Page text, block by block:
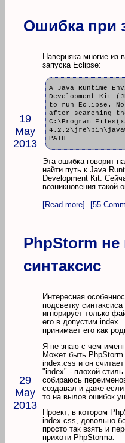
Ошибка при
19
May
2013
Наверняка многие из
запуска Eclipse:
A Java Runtime
Development Kit
to run Eclipse.
after searching
C:\Program
PATH
Эта ошибка говорит
найти путь к Java
Development Kit.
возникновения такой
[Read more]
[55
PhpStorm не
синтаксис
29
May
2013
Интересная
подсветку
игнорирует только
его в допустим
принимает его как
Я не знаю с чем
Может быть
index.css и он
"index" - плохой
собираюсь
создавал и даже если
то на вылов ошибок
Проект, в котором
index.css, довольно
просто так взять и
прихоти PhpStormа.